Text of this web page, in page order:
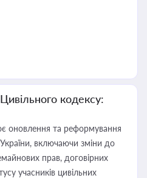
кодексу:
оновлення та реформування
включаючи зміни до
прав, договірних
учасників цивільних